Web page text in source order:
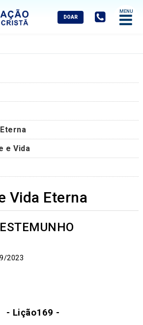
Abrir
Menu
e Vida
Vida Eterna
2023
- Lição169 -